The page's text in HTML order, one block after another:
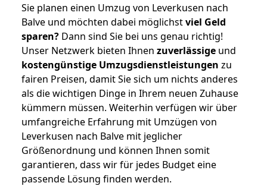
Sie planen einen Umzug von Leverkusen nach
Balve und möchten dabei möglichstviel Geld
sparen? Dann sind Sie bei uns genau richtig!
Unser Netzwerk bieten Ihnen zuverlässige und
kostengünstige Umzugsdienstleistungen zu
fairen Preisen, damit Sie sich um nichts anderes
als die wichtigen Dinge in Ihrem neuen Zuhause
kümmern müssen. Weiterhin verfügen wir über
umfangreiche Erfahrung mit Umzügen von
Leverkusen nach Balve mit jeglicher
Größenordnung und können Ihnen somit
garantieren, dass wir für jedes Budget eine
passende Lösung finden werden.